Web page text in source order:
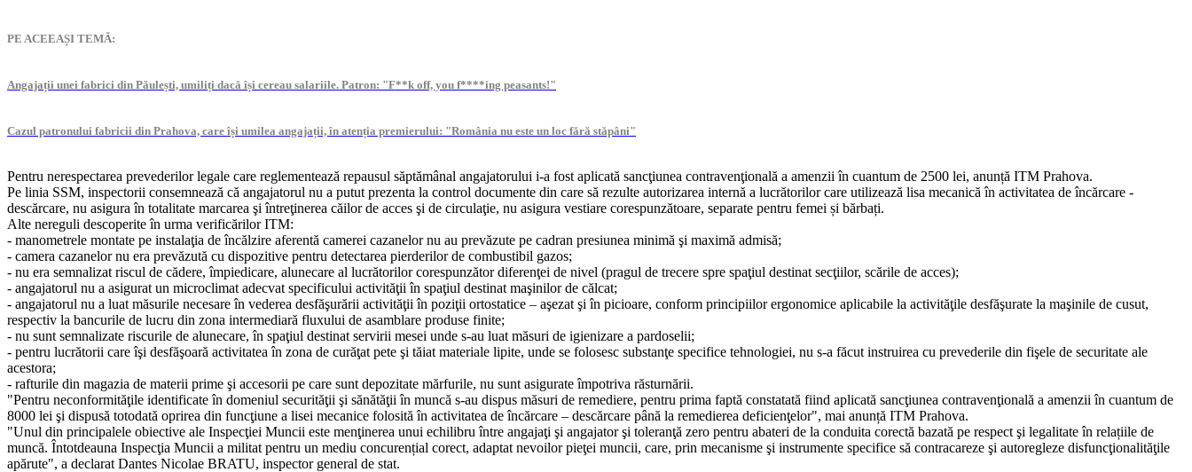
PE ACEEAȘI TEMĂ:
Angajații unei fabrici din Păulești, umiliți dacă își cereau salariile. Patron: "F**k off, you f****ing peasants!"
Cazul patronului fabricii din Prahova, care își umilea angajații, în atenția premierului: "România nu este un loc fără stăpâni"
Pentru nerespectarea prevederilor legale care reglementează repausul săptămânal angajatorului i-a fost aplicată sancţiunea contravenţională a amenzii în cuantum de 2500 lei, anunță ITM Prahova.
Pe linia SSM, inspectorii consemnează că angajatorul nu a putut prezenta la control documente din care să rezulte autorizarea internă a lucrătorilor care utilizează lisa mecanică în activitatea de încărcare -
descărcare, nu asigura în totalitate marcarea şi întreţinerea căilor de acces şi de circulaţie, nu asigura vestiare corespunzătoare, separate pentru femei și bărbați.
Alte nereguli descoperite în urma verificărilor ITM:
- manometrele montate pe instalaţia de încălzire aferentă camerei cazanelor nu au prevăzute pe cadran presiunea minimă şi maximă admisă;
- camera cazanelor nu era prevăzută cu dispozitive pentru detectarea pierderilor de combustibil gazos;
- nu era semnalizat riscul de cădere, împiedicare, alunecare al lucrătorilor corespunzător diferenţei de nivel (pragul de trecere spre spaţiul destinat secţiilor, scările de acces);
- angajatorul nu a asigurat un microclimat adecvat specificului activităţii în spaţiul destinat maşinilor de călcat;
- angajatorul nu a luat măsurile necesare în vederea desfăşurării activităţii în poziţii ortostatice – aşezat şi în picioare, conform principiilor ergonomice aplicabile la activităţile desfăşurate la maşinile de cusut,
respectiv la bancurile de lucru din zona intermediară fluxului de asamblare produse finite;
- nu sunt semnalizate riscurile de alunecare, în spaţiul destinat servirii mesei unde s-au luat măsuri de igienizare a pardoselii;
- pentru lucrătorii care îşi desfăşoară activitatea în zona de curăţat pete şi tăiat materiale lipite, unde se folosesc substanţe specifice tehnologiei, nu s-a făcut instruirea cu prevederile din fişele de securitate ale
acestora;
- rafturile din magazia de materii prime şi accesorii pe care sunt depozitate mărfurile, nu sunt asigurate împotriva răsturnării.
"Pentru neconformităţile identificate în domeniul securităţii şi sănătăţii în muncă s-au dispus măsuri de remediere, pentru prima faptă constatată fiind aplicată sancţiunea contravenţională a amenzii în cuantum de
8000 lei şi dispusă totodată oprirea din funcţiune a lisei mecanice folosită în activitatea de încărcare – descărcare până la remedierea deficienţelor", mai anunță ITM Prahova.
"Unul din principalele obiective ale Inspecţiei Muncii este menţinerea unui echilibru între angajaţi şi angajator şi toleranţă zero pentru abateri de la conduita corectă bazată pe respect şi legalitate în relațiile de
muncă. Întotdeauna Inspecţia Muncii a militat pentru un mediu concurențial corect, adaptat nevoilor pieţei muncii, care, prin mecanisme şi instrumente specifice să contracareze şi autoregleze disfuncţionalităţile
apărute", a declarat Dantes Nicolae BRATU, inspector general de stat.